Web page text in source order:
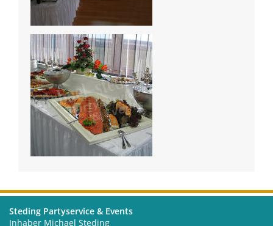
Steding Partyservice & Events
Inhaber Michael Steding